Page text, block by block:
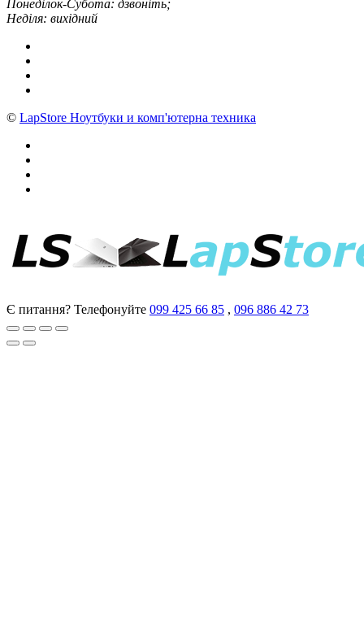
Понеділок-Субота: дзвоніть;
Неділя: вихідний
© LapStore Ноутбуки и комп'ютерна техника
Є питання? Телефонуйте 099 425 66 85 , 096 886 42 73